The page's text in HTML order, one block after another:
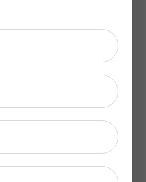
BỨT PHÁ CON ĐƯỜNG
HÔM NAY! CHÚNG
TÀI, ỨNG TUYỂN
khẳng định một "luật
tạo ra kết quả. Nếu
và khao khát dẫn đầu